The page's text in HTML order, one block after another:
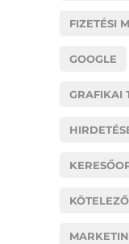
FIZETÉSI
GOOGLE
GRAFIKAI
KÖTELEZŐ